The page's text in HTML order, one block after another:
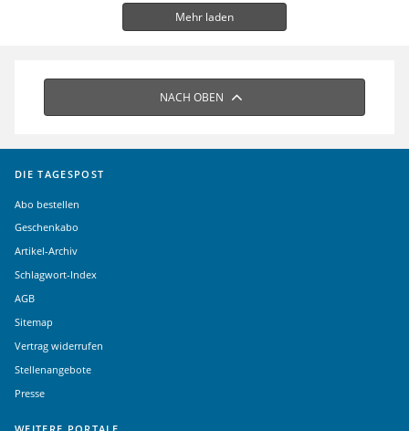
Mehr laden
NACH OBEN
DIE TAGESPOST
Abo bestellen
Geschenkabo
Artikel-Archiv
Schlagwort-Index
AGB
Sitemap
Vertrag widerrufen
Stellenangebote
Presse